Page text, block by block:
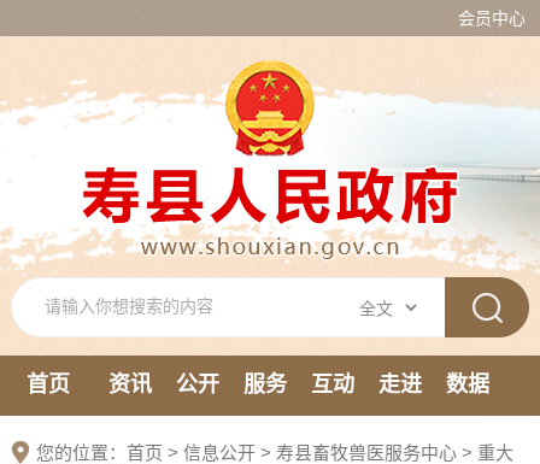
会员中心
首页 资讯 公开 服务 互动 走进
数据
您的位置： 首页 > 信息公开 > 寿县畜牧兽医服务中心 > 重大